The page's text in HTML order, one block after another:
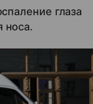
глаза
носа.